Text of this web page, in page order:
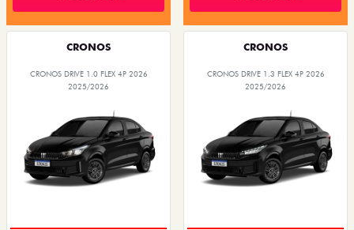
CRONOS
CRONOS DRIVE 1.0 FLEX 4P 2026
2025/2026
CRONOS
CRONOS DRIVE 1.3 FLEX 4P 2026
2025/2026